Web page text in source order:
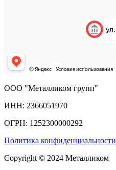
ООО "Металликом групп"
ИНН: 2366051970
ОГРН: 1252300000292
Политика конфиденциальности
Copyright © 2024 Металликом